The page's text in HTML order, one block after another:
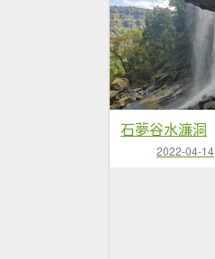
石夢谷水濂洞
2022-04-14